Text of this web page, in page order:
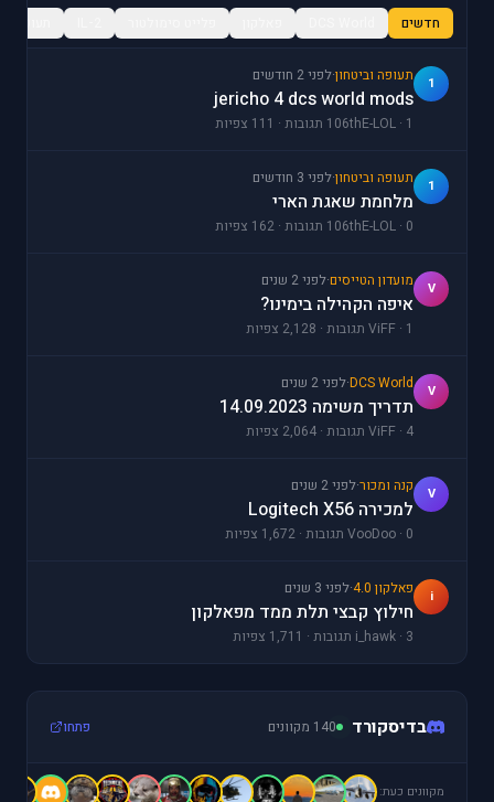
חדשים
1 תעופה וביטחון·לפני 2 חודשים
jericho 4 dcs world mods
106thE-LOL · 1 תגובות · 111 צפיות
1 תעופה וביטחון·לפני 3 חודשים
מלחמת שאגת הארי
106thE-LOL · 0 תגובות · 162 צפיות
V מועדון הטייסים·לפני 2 שנים
איפה הקהילה בימינו?
ViFF · 1 תגובות · 2,128 צפיות
V
DCS World
·לפני 2 שנים
תדריך משימה 14.09.2023
ViFF · 4 תגובות · 2,064 צפיות
V קנה ומכור·לפני 2 שנים
למכירה Logitech X56
VooDoo · 0 תגובות · 1,672 צפיות
i פאלקון 4.0 ·לפני 3 שנים
חילוץ קבצי תלת ממד מפאלקון
i_hawk · 3 תגובות · 1,711 צפיות
בדיסקורד 140 מקוונים פתחו
מקוונים כעת: